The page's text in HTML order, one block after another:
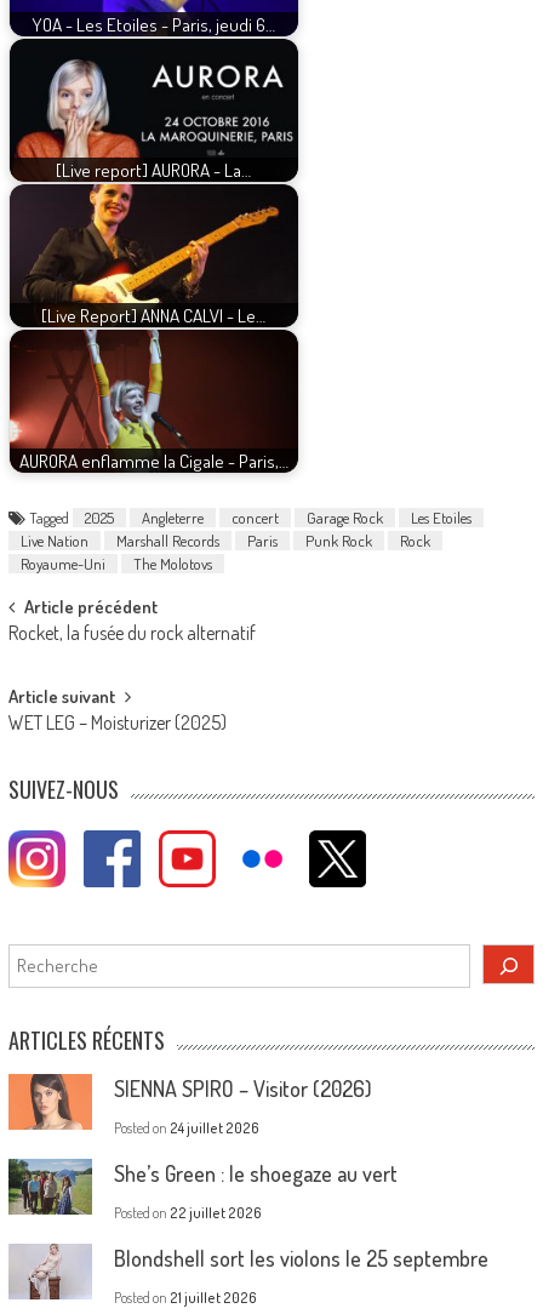
YOA - Les Etoiles - Paris, jeudi 6…
[Live report] AURORA - La…
[Live Report] ANNA CALVI - Le…
AURORA enflamme la Cigale - Paris,…
Tagged 2025 Angleterre concert Garage Rock
Les Etoiles
Live Nation
Marshall Records Paris Punk Rock
Rock
Royaume-Uni
The Molotovs
Post
navigation
Article précédent
Rocket, la fusée du rock alternatif
Article suivant
WET LEG – Moisturizer (2025)
SUIVEZ-NOUS
Rechercher
ARTICLES RÉCENTS
SIENNA SPIRO – Visitor (2026)
Posted on 24 juillet 2026
She’s Green : le shoegaze au vert
Posted on 22 juillet 2026
Blondshell sort les violons le 25 septembre
Posted on 21 juillet 2026